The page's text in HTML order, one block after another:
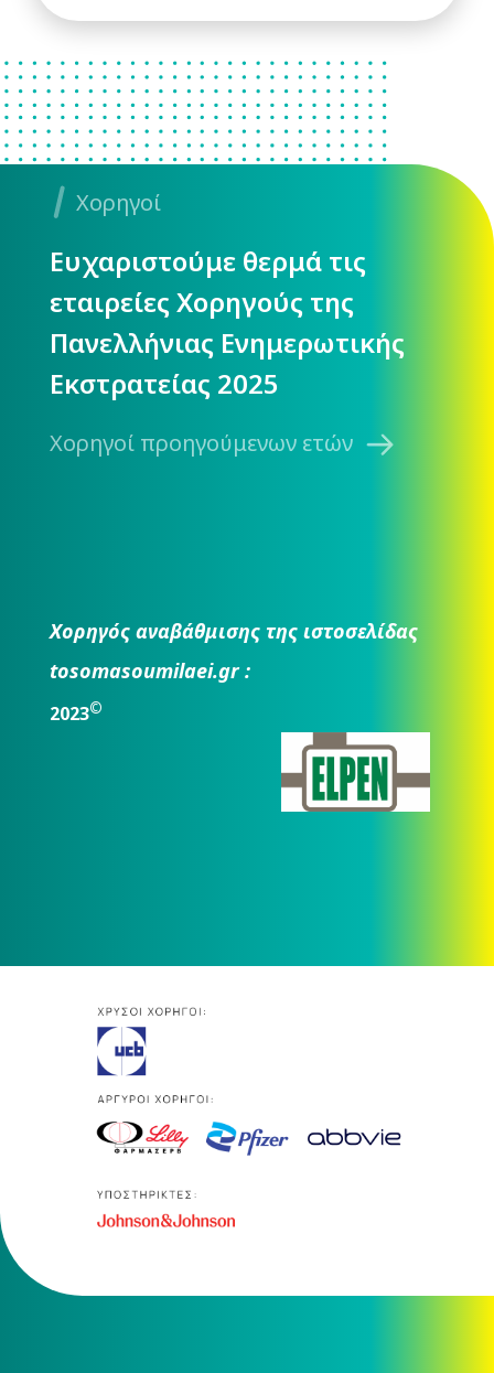
Χορηγοί
Ευχαριστούμε θερμά τις
εταιρείες Χορηγούς της
Πανελλήνιας Ενημερωτικής
Εκστρατείας 2025
Χορηγοί προηγούμενων ετών
Χορηγός αναβάθμισης της ιστοσελίδας
tosomasoumilaei.gr :
2023©